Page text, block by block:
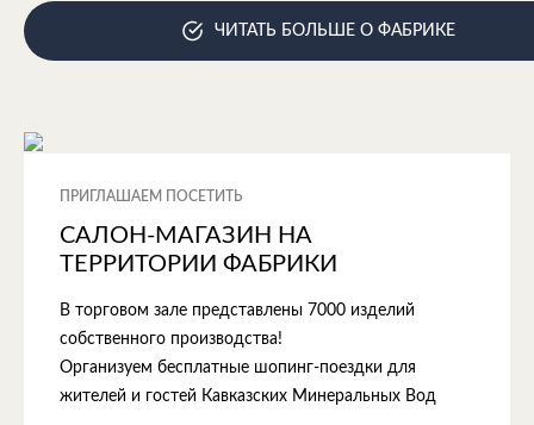
ЧИТАТЬ БОЛЬШЕ О ФАБРИКЕ
ПРИГЛАШАЕМ ПОСЕТИТЬ
САЛОН-МАГАЗИН НА
ТЕРРИТОРИИ ФАБРИКИ
В торговом зале представлены 7000 изделий
собственного производства!
Организуем бесплатные шопинг-поездки для
жителей и гостей Кавказских Минеральных Вод